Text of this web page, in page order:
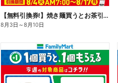
【無料引換券!】焼き麺買うとお茶引換券貰える!
8月3日 ～8月10日